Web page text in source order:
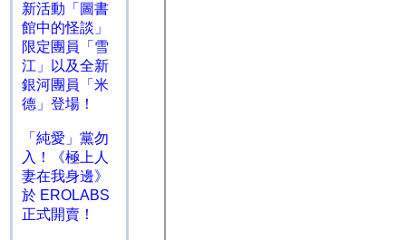
新活動「圖書
館中的怪談」
限定團員「雪
江」以及全新
銀河團員「米
德」登場！
「純愛」黨勿
入！《極上人
妻在我身邊》
於 EROLABS
正式開賣！